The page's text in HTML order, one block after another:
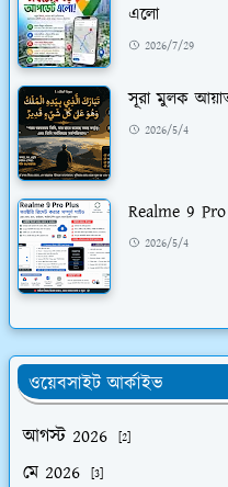
এলো
2026/7/29
সূরা মুলক
2026/5/4
Realme 9 Pro
2026/5/4
ওয়েবসাইট আর্কাইভ
আগস্ট 2026
[2]
মে 2026 [3]